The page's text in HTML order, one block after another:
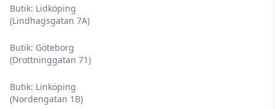
Butik: Lidköping
(Lindhagsgatan 7A)
Butik: Göteborg
(Drottninggatan 71)
Butik: Linköping
(Nordengatan 1B)